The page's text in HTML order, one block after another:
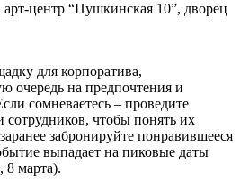
арт-центр “Пушкинская 10”, дворец
для корпоратива,
очередь на предпочтения и
сомневаетесь – проведите
чтобы понять их
забронируйте понравившееся
выпадает на пиковые даты
8 марта).